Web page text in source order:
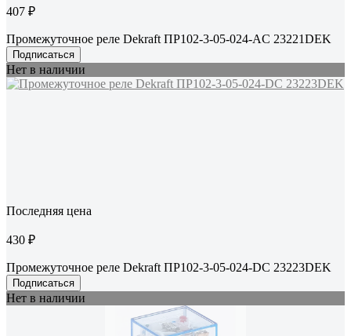
407 ₽
Промежуточное реле Dekraft ПР102-3-05-024-AC 23221DEK
Подписаться
Нет в наличии
Последняя цена
430 ₽
Промежуточное реле Dekraft ПР102-3-05-024-DC 23223DEK
Подписаться
Нет в наличии